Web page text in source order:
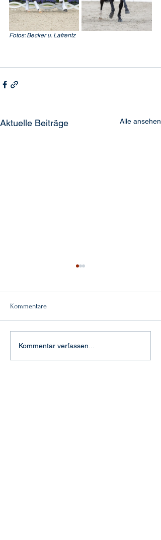
Fotos: Becker u. Lafrentz
Aktuelle Beiträge Alle ansehen
"Feuertaufe" in Aachen
Kommentare
Kommentar verfassen...